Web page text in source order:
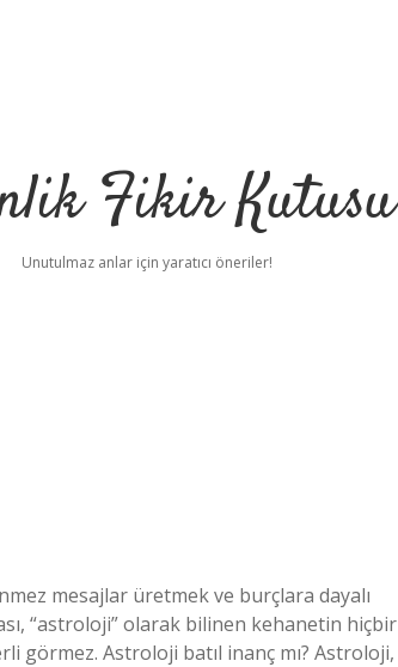
Fikir Kutusu
Unutulmaz anlar için yaratıcı öneriler!
mesajlar üretmek ve burçlara dayalı
“astroloji” olarak bilinen kehanetin hiçbir
görmez. Astroloji batıl inanç mı? Astroloji,